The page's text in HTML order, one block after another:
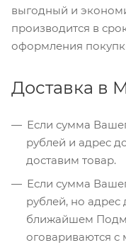
выгодный и
производится в
оформления
Доставка в
Если сумма
рублей и адрес
доставим товар.
Если сумма
рублей, но
ближайшем
оговариваются